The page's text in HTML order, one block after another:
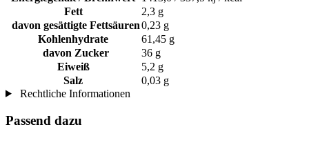
Fett
2,3 g
davon gesättigte Fettsäuren0,23 g
Kohlenhydrate
61,45 g
davon Zucker
36 g
Eiweiß
5,2 g
Salz
0,03 g
Rechtliche Informationen
Passend dazu